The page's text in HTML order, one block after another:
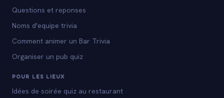
Questions et reponses
Noms d'equipe trivia
Comment animer un Bar Trivia
Organiser un pub quiz
POUR LES LIEUX
Idées de soirée quiz au restaurant